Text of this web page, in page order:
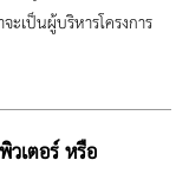
เป็นผู้บริหารโครงการ
วเตอร์ หรือ